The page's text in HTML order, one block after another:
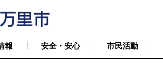
報 安全・安心 市民活動